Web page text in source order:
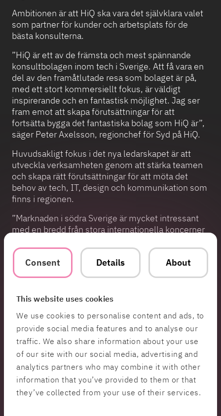
Consent Details About
This website uses cookies
We use cookies to personalise content and ads, to
provide social media features and to analyse our
traffic. We also share information about your use
of our site with our social media, advertising and
analytics partners who may combine it with other
information that you’ve provided to them or that
they’ve collected from your use of their services.
Ambitionen är att HiQ ska vara det självklara valet
som partner för kunder och arbetsplats för de
bästa konsulterna.
”HiQ är ett av de främsta och mest spännande
konsultbolagen inom tech i Sverige. Att få vara en
del av den framåtlutade resa som bolaget är på,
med ett stort kommersiellt fokus, är väldigt
inspirerande och en fantastisk möjlighet. Jag ser
fram emot att skapa förutsättningar för att
fortsätta bygga det fantastiska bolag som HiQ är”,
säger Peter Axelsson, regionchef för Syd på HiQ.
Huvudsakligt fokus i det nya ledarskapet är att
utveckla verksamheten genom att stärka teamen
och skapa rätt förutsättningar för att möta det
behov av tech, IT, design och kommunikation som
finns i regionen.
”Marknaden i södra Sverige är mycket intressant
med en bredd från stora internationella koncerner
nämnaren för flera av dessa är behovet av
affärsomställning med hjälp av IT och teknologi,
och där har vi på HiQ den spetskompetens och
framtidssäkra sina verksamheter”, säger Peter
Peter Axelsson tillträdde tjänsten 31 juli 2023.
Utöver det regionala ledarskapet sitter han i HiQ:s
ledningsgrupper för Sverige och koncernen.
Kontakt